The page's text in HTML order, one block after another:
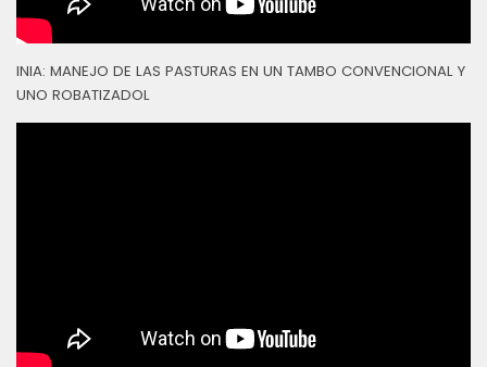
INIA: MANEJO DE LAS PASTURAS EN UN TAMBO CONVENCIONAL Y
UNO ROBATIZADOL